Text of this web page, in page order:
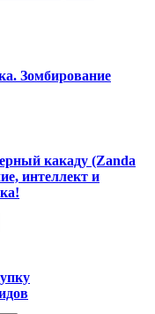
Зомбирование
какаду (Zanda
интеллект и